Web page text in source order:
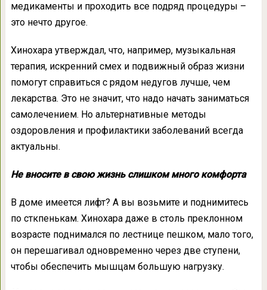
медикаменты и проходить все подряд процедуры –
это нечто другое.
Хинохара утверждал, что, например, музыкальная
терапия, искренний смех и подвижный образ жизни
помогут справиться с рядом недугов лучше, чем
лекарства. Это не значит, что надо начать заниматься
самолечением. Но альтернативные методы
оздоровления и профилактики заболеваний всегда
актуальны.
Не вносите в свою жизнь слишком много комфорта
В доме имеется лифт? А вы возьмите и поднимитесь
по сткпенькам. Хинохара даже в столь преклонном
возрасте поднимался по лестнице пешком, мало того,
он перешагивал одновременно через две ступени,
чтобы обеспечить мышцам большую нагрузку.